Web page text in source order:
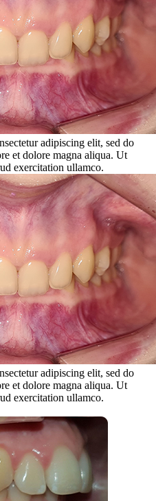
adipiscing elit, sed do
et dolore magna aliqua. Ut
exercitation ullamco.
adipiscing elit, sed do
et dolore magna aliqua. Ut
exercitation ullamco.